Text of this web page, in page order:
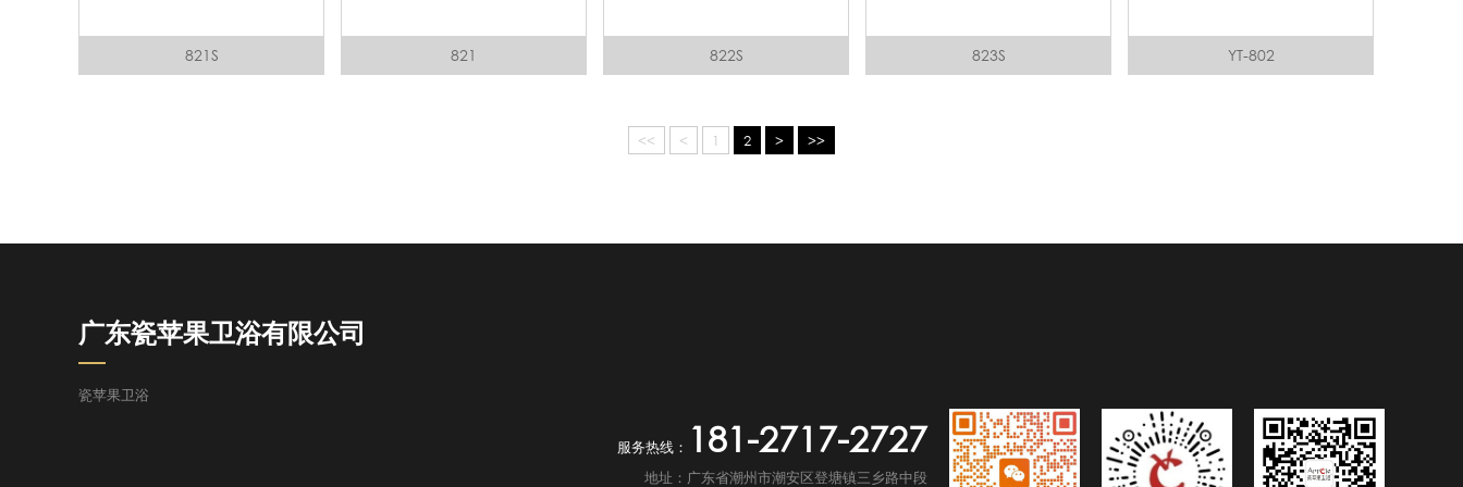
821S 821 822S 823S YT-802
<< < 1 2 > >>
广东瓷苹果卫浴有限公司
瓷苹果卫浴
服务热线： 181-2717-2727
地址：广东省潮州市潮安区登塘镇三乡路中段